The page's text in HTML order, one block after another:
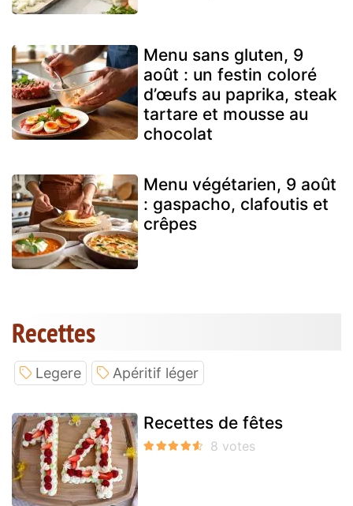
Menu sans gluten, 9
août : un festin coloré
d’œufs au paprika, steak
tartare et mousse au
chocolat
Menu végétarien, 9 août
: gaspacho, clafoutis et
crêpes
Recettes
Legere Apéritif léger
Recettes de fêtes